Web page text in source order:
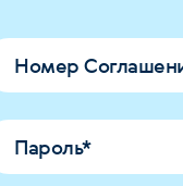
Номер
Пароль*